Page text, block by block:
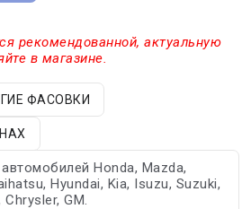
рекомендованной, актуальную
в магазине.
ФАСОВКИ
Honda, Mazda,
Hyundai, Kia, Isuzu, Suzuki,
GM.